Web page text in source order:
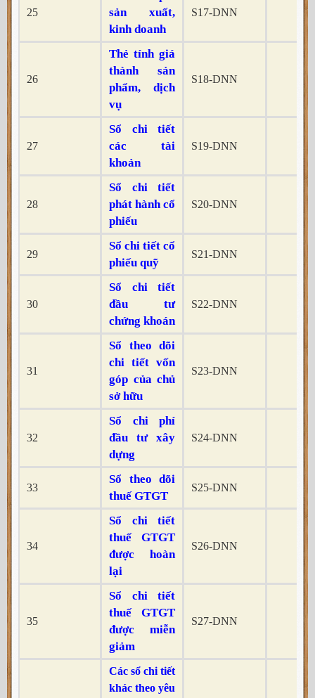
25
sản xuất,
kinh doanh
S17-DNN x
26
Thẻ tính giá
thành sản
phẩm, dịch
vụ
S18-DNN
27
Sổ chi tiết
các tài
khoản
S19-DNN x
28
Sổ chi tiết
phát hành cổ
phiếu
S20-DNN
29
Sổ chi tiết cổ
phiếu quỹ
S21-DNN
30
Sổ chi tiết
đầu tư
chứng khoán
S22-DNN
31
Sổ theo dõi
chi tiết vốn
góp của chủ
sở hữu
S23-DNN
32
Sổ chi phí
đầu tư xây
dựng
S24-DNN
33
Sổ theo dõi
thuế GTGT
S25-DNN
34
Sổ chi tiết
thuế GTGT
được hoàn
lại
S26-DNN
35
Sổ chi tiết
thuế GTGT
được miễn
giảm
S27-DNN
Các sổ chi tiết
khác theo yêu